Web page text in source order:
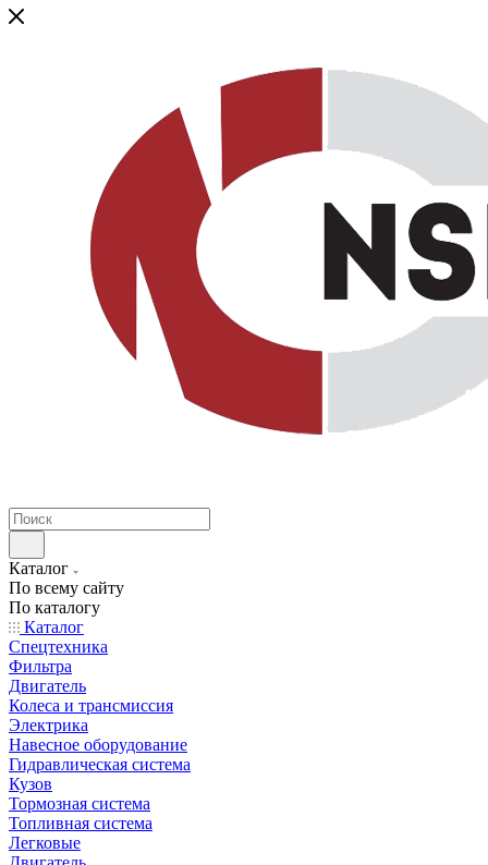
Каталог
По всему сайту
По каталогу
Каталог
Спецтехника
Фильтра
Двигатель
Колеса и трансмиссия
Электрика
Навесное оборудование
Гидравлическая система
Кузов
Тормозная система
Топливная система
Легковые